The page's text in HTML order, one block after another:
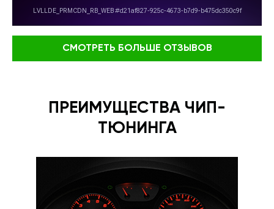
СМОТРЕТЬ БОЛЬШЕ ОТЗЫВОВ
ПРЕИМУЩЕСТВА ЧИП-
ТЮНИНГА